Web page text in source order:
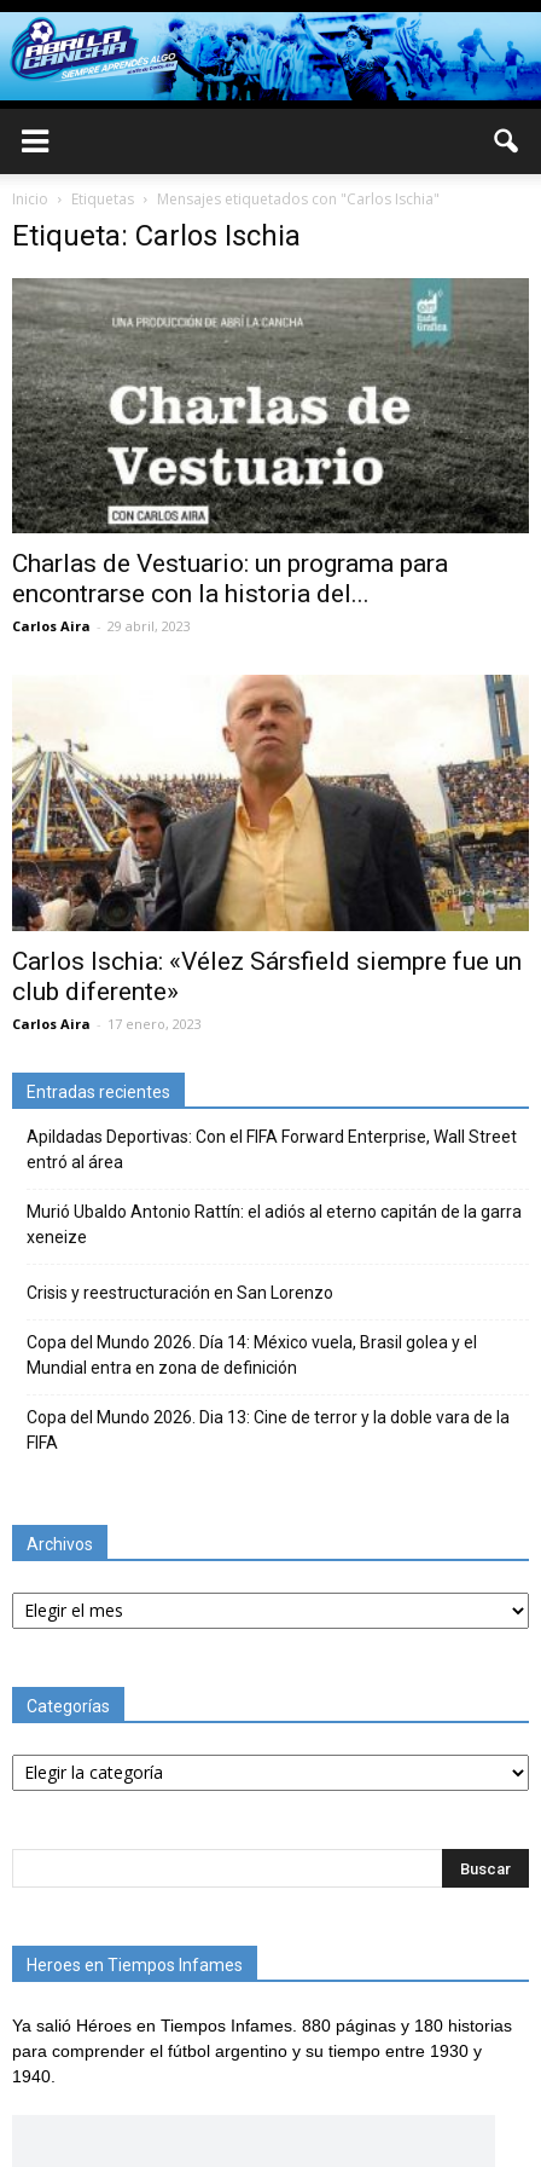
Inicio Etiquetas Mensajes etiquetados con "Carlos Ischia"
Etiqueta: Carlos Ischia
Charlas de Vestuario: un programa para
encontrarse con la historia del...
Carlos Aira - 29 abril, 2023
Carlos Ischia: «Vélez Sársfield siempre fue un
club diferente»
Carlos Aira - 17 enero, 2023
Entradas recientes
Apildadas Deportivas: Con el FIFA Forward Enterprise, Wall Street
entró al área
Murió Ubaldo Antonio Rattín: el adiós al eterno capitán de la garra
xeneize
Crisis y reestructuración en San Lorenzo
Copa del Mundo 2026. Día 14: México vuela, Brasil golea y el
Mundial entra en zona de definición
Copa del Mundo 2026. Dia 13: Cine de terror y la doble vara de la
FIFA
Archivos
Archivos
Categorías
Categorías
Heroes en Tiempos Infames
Ya salió Héroes en Tiempos Infames. 880 páginas y 180 historias
para comprender el fútbol argentino y su tiempo entre 1930 y
1940.